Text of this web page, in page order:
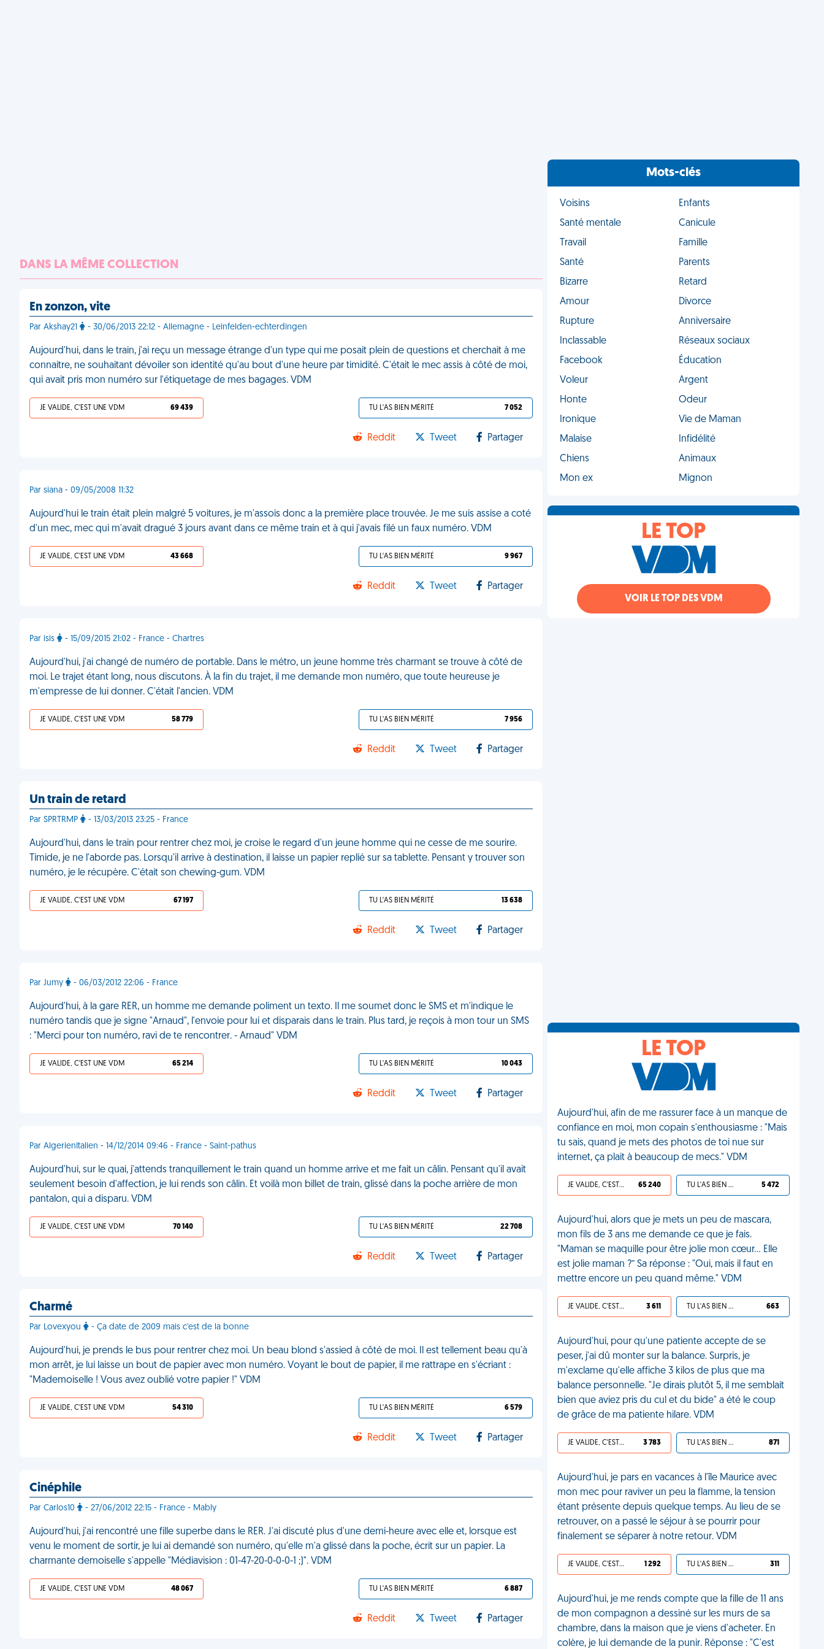
DANS LA MÊME COLLECTION
En zonzon, vite
Par Akshay21 - 30/06/2013 22:12 - Allemagne - Leinfelden-echterdingen
Aujourd'hui, dans le train, j'ai reçu un message étrange d'un type qui me posait plein de questions et cherchait à me
connaitre, ne souhaitant dévoiler son identité qu'au bout d'une heure par timidité. C'était le mec assis à côté de moi,
qui avait pris mon numéro sur l'étiquetage de mes bagages. VDM
JE VALIDE, C'EST UNE VDM 69 439 TU L'AS BIEN MÉRITÉ 7 052
Reddit Tweet Partager
Par siana - 09/05/2008 11:32
Aujourd'hui le train était plein malgré 5 voitures, je m'assois donc a la première place trouvée. Je me suis assise a coté
d'un mec, mec qui m'avait dragué 3 jours avant dans ce même train et à qui j'avais filé un faux numéro. VDM
JE VALIDE, C'EST UNE VDM 43 668 TU L'AS BIEN MÉRITÉ 9 967
Reddit Tweet Partager
Par isis - 15/09/2015 21:02 - France - Chartres
Aujourd'hui, j'ai changé de numéro de portable. Dans le métro, un jeune homme très charmant se trouve à côté de
moi. Le trajet étant long, nous discutons. À la fin du trajet, il me demande mon numéro, que toute heureuse je
m'empresse de lui donner. C'était l'ancien. VDM
JE VALIDE, C'EST UNE VDM 58 779 TU L'AS BIEN MÉRITÉ 7 956
Reddit Tweet Partager
Un train de retard
Par SPRTRMP - 13/03/2013 23:25 - France
Aujourd'hui, dans le train pour rentrer chez moi, je croise le regard d'un jeune homme qui ne cesse de me sourire.
Timide, je ne l'aborde pas. Lorsqu'il arrive à destination, il laisse un papier replié sur sa tablette. Pensant y trouver son
numéro, je le récupère. C'était son chewing-gum. VDM
JE VALIDE, C'EST UNE VDM 67 197 TU L'AS BIEN MÉRITÉ 13 638
Reddit Tweet Partager
Par Jumy - 06/03/2012 22:06 - France
Aujourd'hui, à la gare RER, un homme me demande poliment un texto. Il me soumet donc le SMS et m'indique le
numéro tandis que je signe "Arnaud", l'envoie pour lui et disparais dans le train. Plus tard, je reçois à mon tour un SMS
: "Merci pour ton numéro, ravi de te rencontrer. - Arnaud" VDM
JE VALIDE, C'EST UNE VDM 65 214 TU L'AS BIEN MÉRITÉ 10 043
Reddit Tweet Partager
Par AlgerienItalien - 14/12/2014 09:46 - France - Saint-pathus
Aujourd'hui, sur le quai, j'attends tranquillement le train quand un homme arrive et me fait un câlin. Pensant qu'il avait
seulement besoin d'affection, je lui rends son câlin. Et voilà mon billet de train, glissé dans la poche arrière de mon
pantalon, qui a disparu. VDM
JE VALIDE, C'EST UNE VDM 70 140 TU L'AS BIEN MÉRITÉ 22 708
Reddit Tweet Partager
Charmé
Par Lovexyou - Ça date de 2009 mais c'est de la bonne
Aujourd'hui, je prends le bus pour rentrer chez moi. Un beau blond s'assied à côté de moi. Il est tellement beau qu'à
mon arrêt, je lui laisse un bout de papier avec mon numéro. Voyant le bout de papier, il me rattrape en s'écriant :
"Mademoiselle ! Vous avez oublié votre papier !" VDM
JE VALIDE, C'EST UNE VDM 54 310 TU L'AS BIEN MÉRITÉ 6 579
Reddit Tweet Partager
Cinéphile
Par Carlos10 - 27/06/2012 22:15 - France - Mably
Aujourd'hui, j'ai rencontré une fille superbe dans le RER. J'ai discuté plus d'une demi-heure avec elle et, lorsque est
venu le moment de sortir, je lui ai demandé son numéro, qu'elle m'a glissé dans la poche, écrit sur un papier. La
charmante demoiselle s'appelle "Médiavision : 01-47-20-0-0-0-1 ;)". VDM
JE VALIDE, C'EST UNE VDM 48 067 TU L'AS BIEN MÉRITÉ 6 887
Reddit Tweet Partager
Mots-clés
Voisins
Enfants
Santé mentale
Canicule
Travail
Famille
Santé
Parents
Bizarre
Retard
Amour
Divorce
Rupture
Anniversaire
Inclassable
Réseaux sociaux
Facebook
Éducation
Voleur
Argent
Honte
Odeur
Ironique
Vie de Maman
Malaise
Infidélité
Chiens
Animaux
Mon ex
Mignon
LE TOP
VOIR LE TOP DES VDM
LE TOP
Aujourd'hui, afin de me rassurer face à un manque de
confiance en moi, mon copain s'enthousiasme : "Mais
tu sais, quand je mets des photos de toi nue sur
internet, ça plait à beaucoup de mecs." VDM
JE VALIDE, C'EST UNE VDM 65 240 TU L'AS BIEN MÉRITÉ 5 472
Aujourd'hui, alors que je mets un peu de mascara,
mon fils de 3 ans me demande ce que je fais.
"Maman se maquille pour être jolie mon cœur… Elle
est jolie maman ?” Sa réponse : "Oui, mais il faut en
mettre encore un peu quand même." VDM
JE VALIDE, C'EST UNE VDM 3 611 TU L'AS BIEN MÉRITÉ 663
Aujourd'hui, pour qu'une patiente accepte de se
peser, j'ai dû monter sur la balance. Surpris, je
m'exclame qu'elle affiche 3 kilos de plus que ma
balance personnelle. "Je dirais plutôt 5, il me semblait
bien que aviez pris du cul et du bide" a été le coup
de grâce de ma patiente hilare. VDM
JE VALIDE, C'EST UNE VDM 3 783 TU L'AS BIEN MÉRITÉ 871
Aujourd'hui, je pars en vacances à l'île Maurice avec
mon mec pour raviver un peu la flamme, la tension
étant présente depuis quelque temps. Au lieu de se
retrouver, on a passé le séjour à se pourrir pour
finalement se séparer à notre retour. VDM
JE VALIDE, C'EST UNE VDM 1 292 TU L'AS BIEN MÉRITÉ 311
Aujourd'hui, je me rends compte que la fille de 11 ans
de mon compagnon a dessiné sur les murs de sa
chambre, dans la maison que je viens d'acheter. En
colère, je lui demande de la punir. Réponse : "C'est